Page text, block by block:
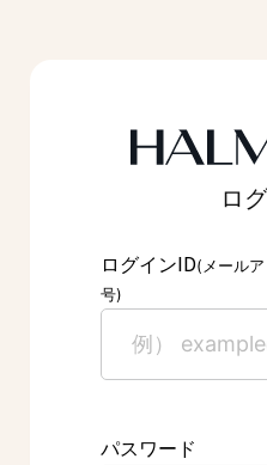
ロ
ログインID(メール
号)
パスワード